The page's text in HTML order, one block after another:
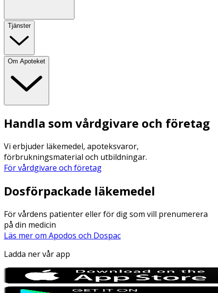
Tjänster
Om Apoteket
Handla som vårdgivare och företag
Vi erbjuder läkemedel, apoteksvaror,
förbrukningsmaterial och utbildningar.
För vårdgivare och företag
Dosförpackade läkemedel
För vårdens patienter eller för dig som vill prenumerera
på din medicin
Läs mer om Apodos och Dospac
Ladda ner vår app